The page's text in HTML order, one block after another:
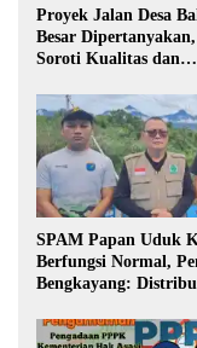
Proyek Jalan Desa
Besar
Soroti Kualitas dan
Pembangunan
SPAM Papan Uduk
Berfungsi Normal,
Bengkayang:
Warga